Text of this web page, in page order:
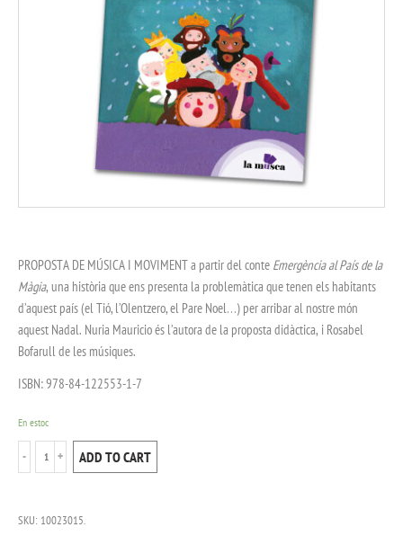
PROPOSTA DE MÚSICA I MOVIMENT a partir del conte Emergència al País de la
Màgia, una història que ens presenta la problemàtica que tenen els habitants
d’aquest país (el Tió, l’Olentzero, el Pare Noel…) per arribar al nostre món
aquest Nadal. Nuria Mauricio és l’autora de la proposta didàctica, i Rosabel
Bofarull de les músiques.
ISBN: 978-84-122553-1-7
En estoc
ADD TO CART
SKU: 10023015.